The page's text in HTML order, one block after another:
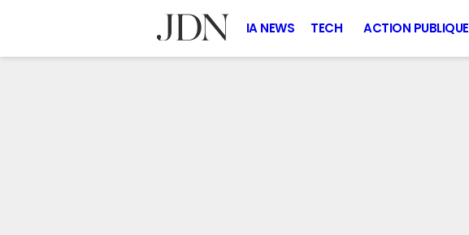
IA NEWS TECH ACTION PUBLIQUE